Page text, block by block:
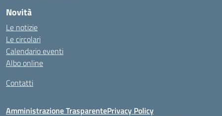
Novità
Le notizie
Le circolari
Calendario eventi
Albo online
Contatti
Amministrazione TrasparentePrivacy Policy